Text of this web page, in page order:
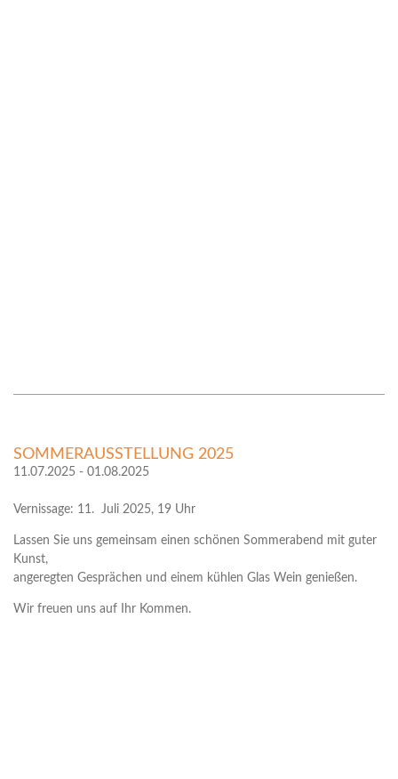
SOMMERAUSSTELLUNG 2025
11.07.2025 - 01.08.2025
Vernissage: 11. Juli 2025, 19 Uhr
Lassen Sie uns gemeinsam einen schönen Sommerabend mit guter
Kunst,
angeregten Gesprächen und einem kühlen Glas Wein genießen.
Wir freuen uns auf Ihr Kommen.